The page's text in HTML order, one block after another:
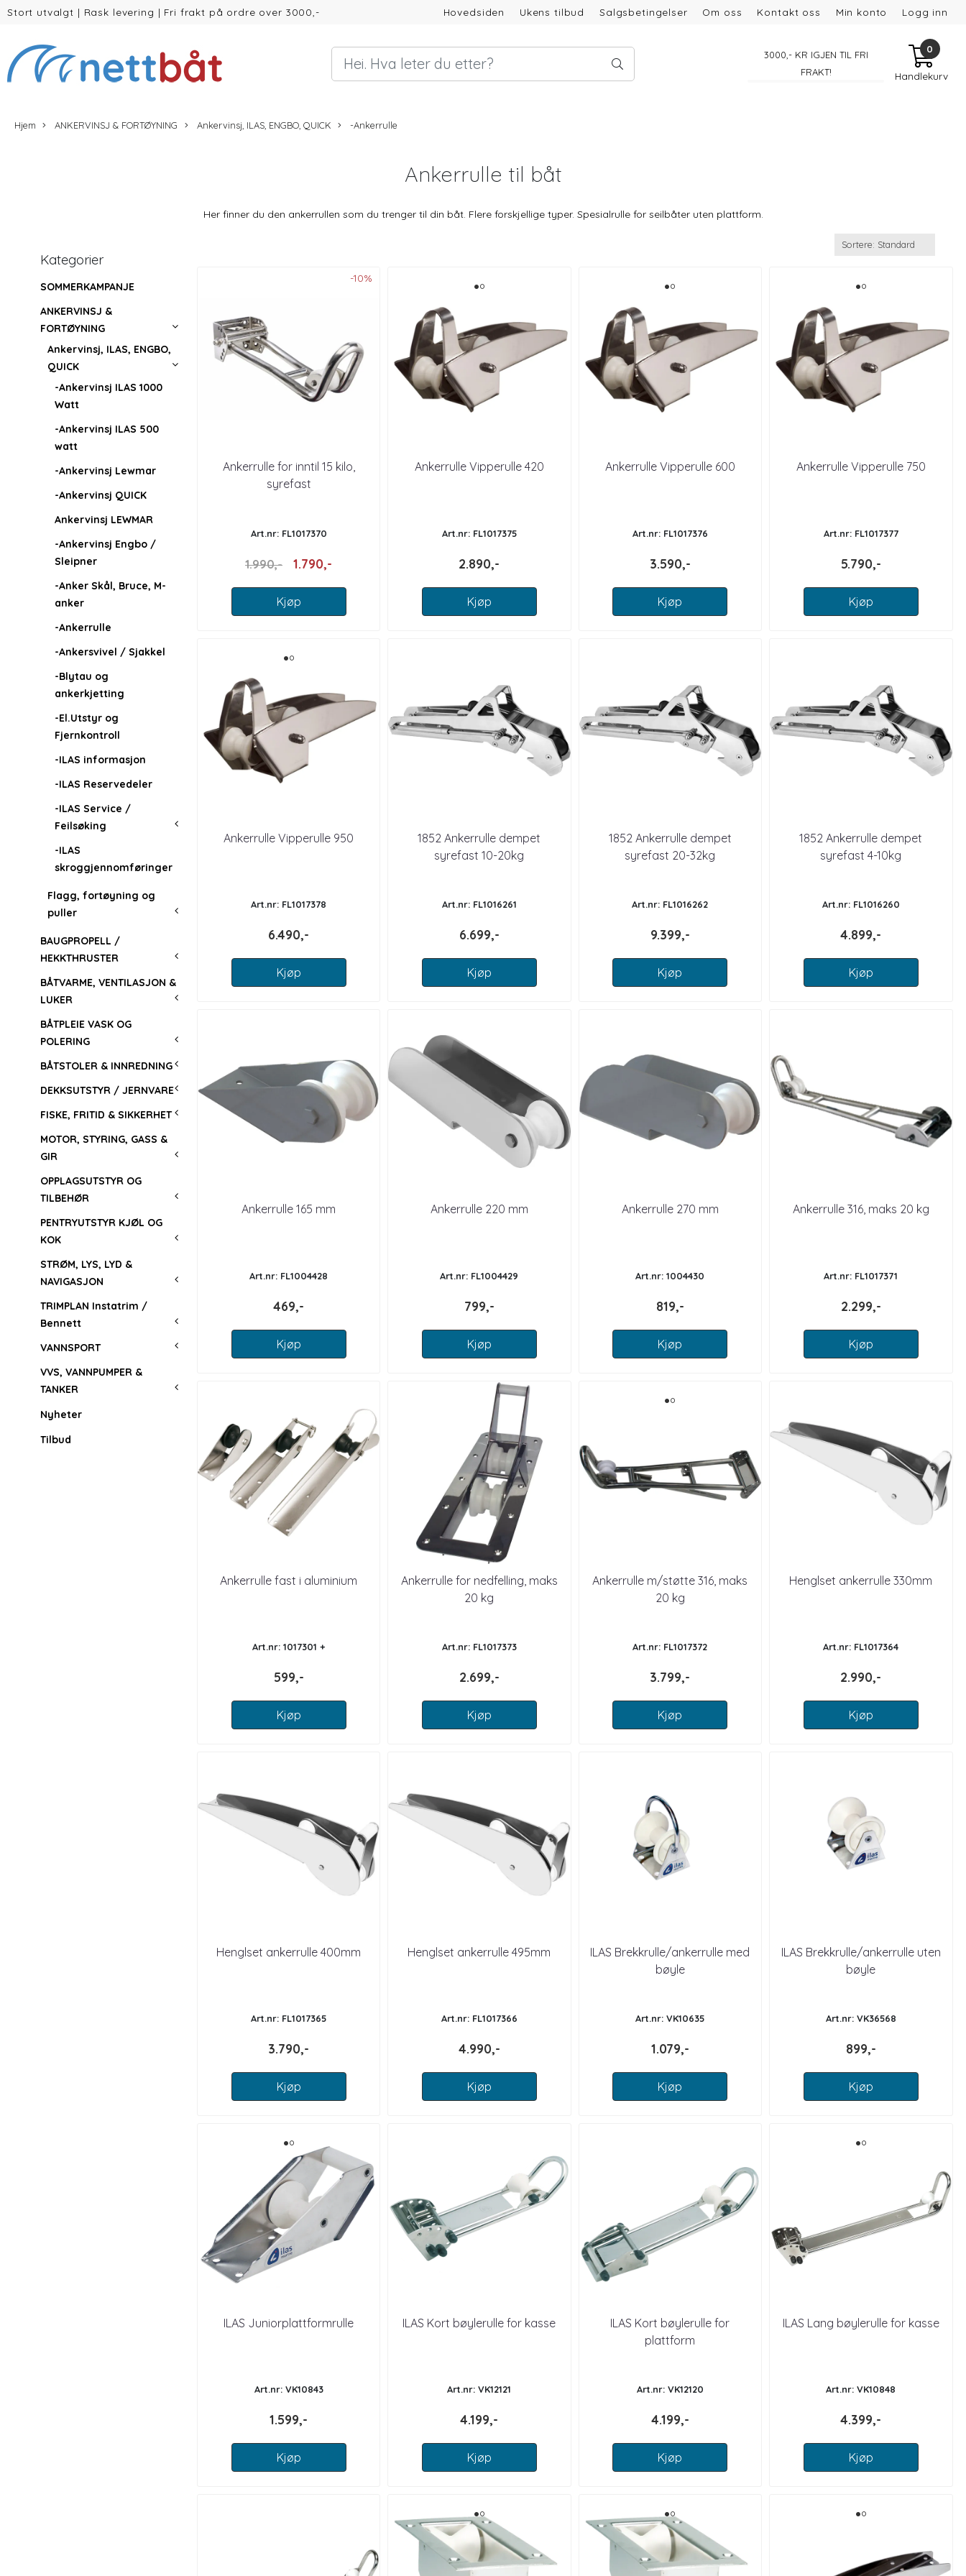
Stort utvalgt | Rask levering | Fri frakt på ordre over 3000,-
Hovedsiden Ukens tilbud Salgsbetingelser Om oss Kontakt oss Min konto Logg inn
3000 ,- KR IGJEN TIL FRI
FRAKT!
0
Handlekurv
Hjem ANKERVINSJ & FORTØYNING Ankervinsj, ILAS, ENGBO, QUICK -Ankerrulle
Ankerrulle til båt
Her finner du den ankerrullen som du trenger til din båt. Flere forskjellige typer. Spesialrulle for seilbåter uten plattform.
Kategorier
SOMMERKAMPANJE
ANKERVINSJ &
FORTØYNING
Ankervinsj, ILAS, ENGBO,
QUICK
-Ankervinsj ILAS 1000
Watt
-Ankervinsj ILAS 500
watt
-Ankervinsj Lewmar
-Ankervinsj QUICK
Ankervinsj LEWMAR
-Ankervinsj Engbo /
Sleipner
-Anker Skål, Bruce, M-
anker
-Ankerrulle
-Ankersvivel / Sjakkel
-Blytau og
ankerkjetting
-El.Utstyr og
Fjernkontroll
-ILAS informasjon
-ILAS Reservedeler
-ILAS Service /
Feilsøking
-ILAS
skroggjennomføringer
Flagg, fortøyning og
puller
BAUGPROPELL /
HEKKTHRUSTER
BÅTVARME, VENTILASJON &
LUKER
BÅTPLEIE VASK OG
POLERING
BÅTSTOLER & INNREDNING
DEKKSUTSTYR / JERNVARE
FISKE, FRITID & SIKKERHET
MOTOR, STYRING, GASS &
GIR
OPPLAGSUTSTYR OG
TILBEHØR
PENTRYUTSTYR KJØL OG
KOK
STRØM, LYS, LYD &
NAVIGASJON
TRIMPLAN Instatrim /
Bennett
VANNSPORT
VVS, VANNPUMPER &
TANKER
Nyheter
Tilbud
-10%
Ankerrulle for inntil 15 kilo,
syrefast
Art.nr: FL1017370
1.990,- 1.790,-
Kjøp
Ankerrulle Vipperulle 420
Art.nr: FL1017375
2.890,-
Kjøp
Ankerrulle Vipperulle 600
Art.nr: FL1017376
3.590,-
Kjøp
Ankerrulle Vipperulle 750
Art.nr: FL1017377
5.790,-
Kjøp
Ankerrulle Vipperulle 950
Art.nr: FL1017378
6.490,-
Kjøp
1852 Ankerrulle dempet
syrefast 10-20kg
Art.nr: FL1016261
6.699,-
Kjøp
1852 Ankerrulle dempet
syrefast 20-32kg
Art.nr: FL1016262
9.399,-
Kjøp
1852 Ankerrulle dempet
syrefast 4-10kg
Art.nr: FL1016260
4.899,-
Kjøp
Ankerrulle 165 mm
Art.nr: FL1004428
469,-
Kjøp
Ankerrulle 220 mm
Art.nr: FL1004429
799,-
Kjøp
Ankerrulle 270 mm
Art.nr: 1004430
819,-
Kjøp
Ankerrulle 316, maks 20 kg
Art.nr: FL1017371
2.299,-
Kjøp
Ankerrulle fast i aluminium
Art.nr: 1017301 +
599,-
Kjøp
Ankerrulle for nedfelling, maks
20 kg
Art.nr: FL1017373
2.699,-
Kjøp
Ankerrulle m/støtte 316, maks
20 kg
Art.nr: FL1017372
3.799,-
Kjøp
Henglset ankerrulle 330mm
Art.nr: FL1017364
2.990,-
Kjøp
Henglset ankerrulle 400mm
Art.nr: FL1017365
3.790,-
Kjøp
Henglset ankerrulle 495mm
Art.nr: FL1017366
4.990,-
Kjøp
ILAS Brekkrulle/ankerrulle med
bøyle
Art.nr: VK10635
1.079,-
Kjøp
ILAS Brekkrulle/ankerrulle uten
bøyle
Art.nr: VK36568
899,-
Kjøp
ILAS Juniorplattformrulle
Art.nr: VK10843
1.599,-
Kjøp
ILAS Kort bøylerulle for kasse
Art.nr: VK12121
4.199,-
Kjøp
ILAS Kort bøylerulle for
plattform
Art.nr: VK12120
4.199,-
Kjøp
ILAS Lang bøylerulle for kasse
Art.nr: VK10848
4.399,-
Kjøp